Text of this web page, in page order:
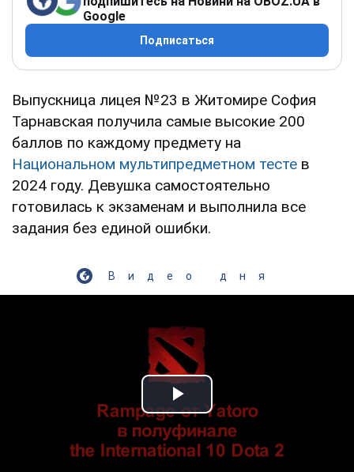
Google
Подписаться
Выпускница лицея №23 в Житомире София
Тарнавская получила самые высокие 200
баллов по каждому предмету на
Национальном мультипредметном тесте в
2024 году. Девушка самостоятельно
готовилась к экзаменам и выполнила все
задания без единой ошибки.
Видео дня
Play Video